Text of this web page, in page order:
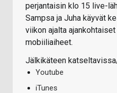
perjantaisin klo 15 live-
Sampsa ja Juha käyvät
viikon ajalta
mobiiliaiheet.
Jälkikäteen
Youtube
iTunes